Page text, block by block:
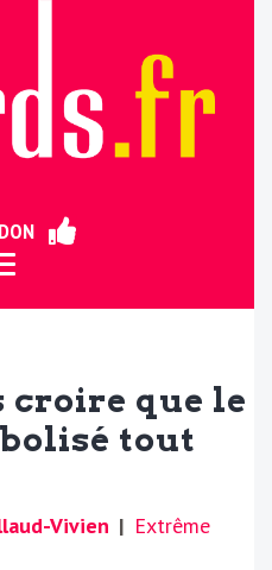
croire que le
tout
Vivien | Extrême